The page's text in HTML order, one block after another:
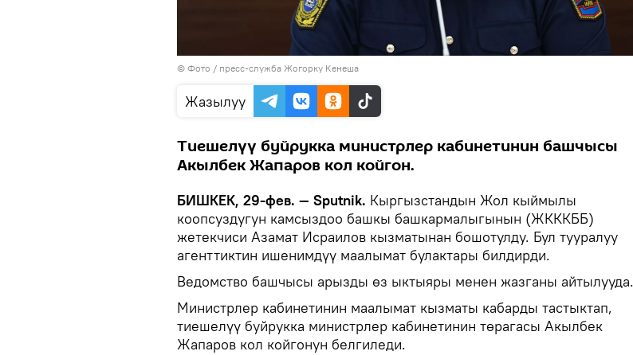
© Фото / пресс-служба Жогорку Кенеша
Жазылуу
Тиешелүү буйрукка министрлер кабинетинин башчысы
Акылбек Жапаров кол койгон.
БИШКЕК, 29-фев. — Sputnik. Кыргызстандын Жол кыймылы
коопсуздугун камсыздоо башкы башкармалыгынын (ЖКККББ)
жетекчиси Азамат Исраилов кызматынан бошотулду. Бул тууралуу
агенттиктин ишенимдүү маалымат булактары билдирди.
Ведомство башчысы арызды өз ыктыяры менен жазганы айтылууда.
Министрлер кабинетинин маалымат кызматы кабарды тастыктап,
тиешелүү буйрукка министрлер кабинетинин төрагасы Акылбек
Жапаров кол койгонун белгиледи.